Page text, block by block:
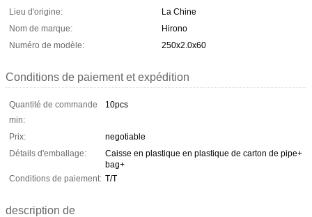
Lieu d'origine:
La Chine
Nom de marque:
Hirono
Numéro de modèle:
250x2.0x60
Conditions de paiement et expédition
Quantité de commande
min:
10pcs
Prix:
negotiable
Détails d'emballage:
Caisse en plastique en plastique de carton de pipe+
bag+
Conditions de paiement: T/T
description de